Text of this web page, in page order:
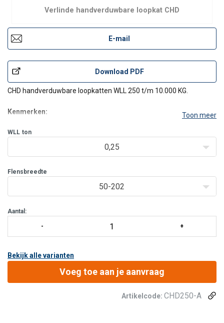
Verlinde handverduwbare loopkat CHD
E-mail
Download PDF
CHD handverduwbare loopkatten WLL 250 t/m 10.000 KG.
Kenmerken:
voorzien is van een ophanghaak.
De loopkat wordt bediend door de last te duwen
Gemakkelijk in te stellen fle
Toon meer
WLL ton
0,25
Flensbreedte
50-202
Aantal:
Bekijk alle varianten
Voeg toe aan je aanvraag
Artikelcode: CHD250-A